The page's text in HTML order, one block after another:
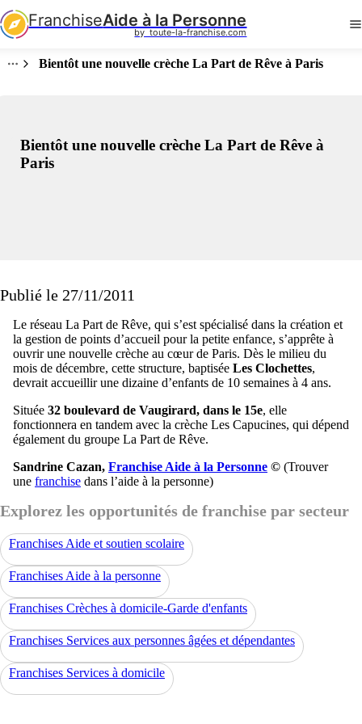
FranchiseAide à la Personne
by  toute-la-franchise.com
Bientôt une nouvelle crèche La Part de Rêve à Paris
Bientôt une nouvelle crèche La Part de Rêve à
Paris
Publié le 27/11/2011
Le réseau La Part de Rêve, qui s’est spécialisé dans la création et
la gestion de points d’accueil pour la petite enfance, s’apprête à
ouvrir une nouvelle crèche au cœur de Paris. Dès le milieu du
mois de décembre, cette structure, baptisée Les Clochettes,
devrait accueillir une dizaine d’enfants de 10 semaines à 4 ans.
Située 32 boulevard de Vaugirard, dans le 15e, elle
fonctionnera en tandem avec la crèche Les Capucines, qui dépend
également du groupe La Part de Rêve.
Sandrine Cazan, Franchise Aide à la Personne © (Trouver
une franchise dans l’aide à la personne)
Explorez les opportunités de franchise par secteur
Franchises Aide et soutien scolaire
Franchises Aide à la personne
Franchises Crèches à domicile-Garde d'enfants
Franchises Services aux personnes âgées et dépendantes
Franchises Services à domicile